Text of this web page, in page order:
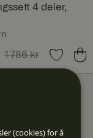
4 deler,
pris
pris:
1 786 kr
(cookies) for å